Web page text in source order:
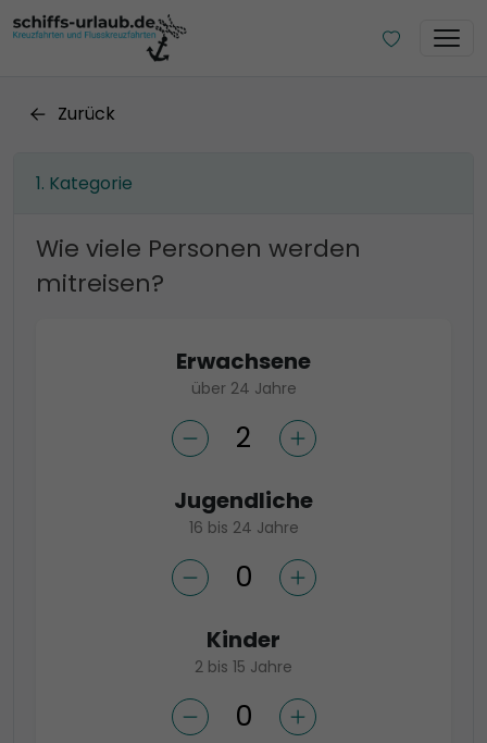
Zurück
Kategorie
Wie viele Personen werden
mitreisen?
Erwachsene
über 24 Jahre
Jugendliche
16 bis 24 Jahre
Kinder
2 bis 15 Jahre